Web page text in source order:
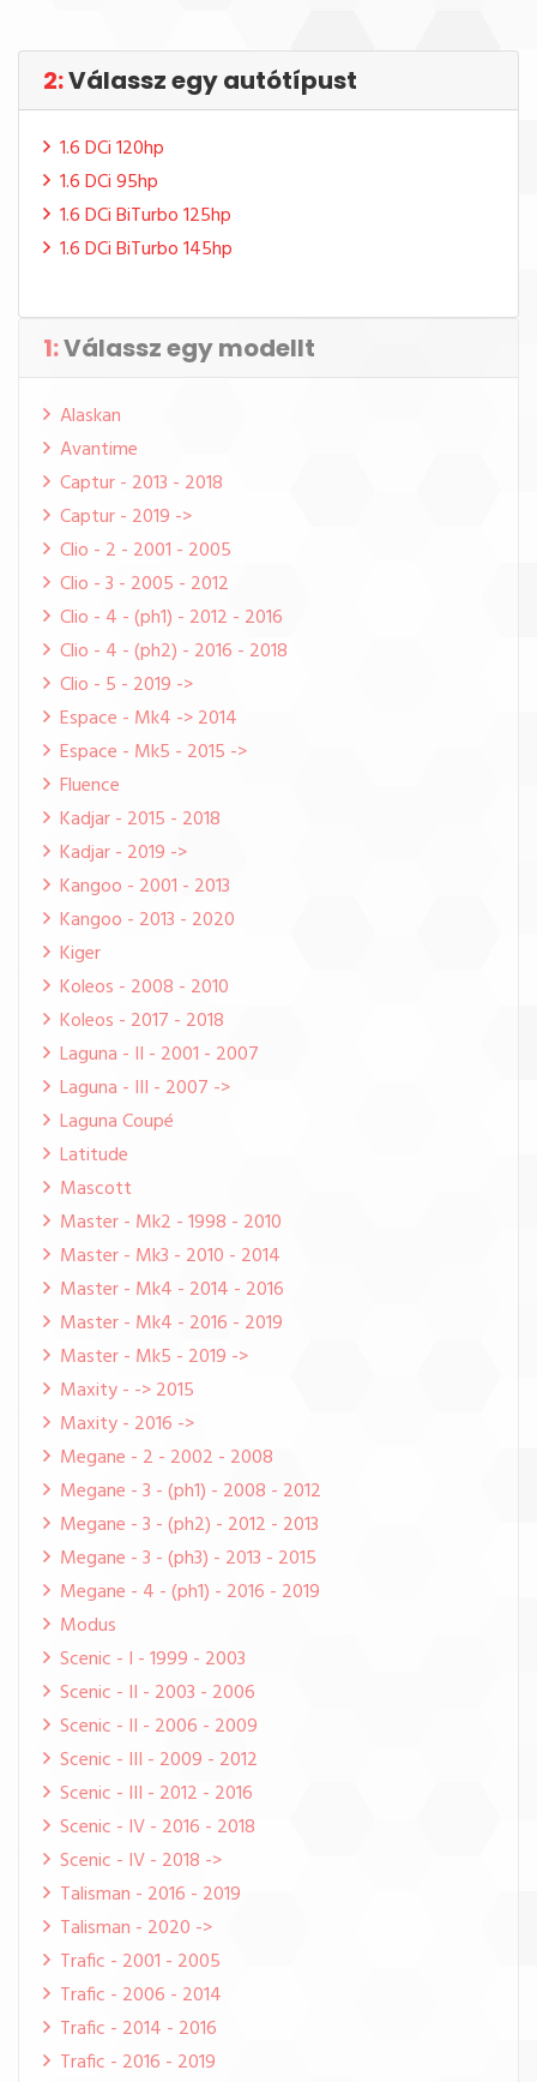
1:Válassz egy modellt
Alaskan
Avantime
Captur - 2013 - 2018
Captur - 2019 ->
Clio - 2 - 2001 - 2005
Clio - 3 - 2005 - 2012
Clio - 4 - (ph1) - 2012 - 2016
Clio - 4 - (ph2) - 2016 - 2018
Clio - 5 - 2019 ->
Espace - Mk4 -> 2014
Espace - Mk5 - 2015 ->
Fluence
Kadjar - 2015 - 2018
Kadjar - 2019 ->
Kangoo - 2001 - 2013
Kangoo - 2013 - 2020
Kiger
Koleos - 2008 - 2010
Koleos - 2017 - 2018
Laguna - II - 2001 - 2007
Laguna - III - 2007 ->
Laguna Coupé
Latitude
Mascott
Master - Mk2 - 1998 - 2010
Master - Mk3 - 2010 - 2014
Master - Mk4 - 2014 - 2016
Master - Mk4 - 2016 - 2019
Master - Mk5 - 2019 ->
Maxity - -> 2015
Maxity - 2016 ->
Megane - 2 - 2002 - 2008
Megane - 3 - (ph1) - 2008 - 2012
Megane - 3 - (ph2) - 2012 - 2013
Megane - 3 - (ph3) - 2013 - 2015
Megane - 4 - (ph1) - 2016 - 2019
Modus
Scenic - I - 1999 - 2003
Scenic - II - 2003 - 2006
Scenic - II - 2006 - 2009
Scenic - III - 2009 - 2012
Scenic - III - 2012 - 2016
Scenic - IV - 2016 - 2018
Scenic - IV - 2018 ->
Talisman - 2016 - 2019
Talisman - 2020 ->
Trafic - 2001 - 2005
Trafic - 2006 - 2014
Trafic - 2014 - 2016
Trafic - 2016 - 2019
2:Válassz egy autótípust
1.6 DCi 120hp
1.6 DCi 95hp
1.6 DCi BiTurbo 125hp
1.6 DCi BiTurbo 145hp